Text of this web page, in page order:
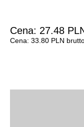
Cena: 27.48
Cena: 33.80 PLN